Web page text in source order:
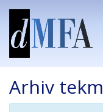
Arhiv